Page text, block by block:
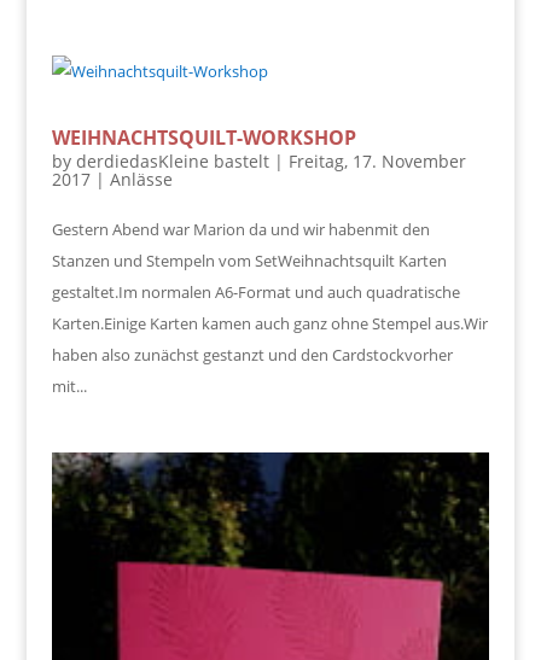
WEIHNACHTSQUILT-WORKSHOP
by derdiedasKleine bastelt| Freitag, 17. November
2017| Anlässe
Gestern Abend war Marion da und wir habenmit den
Stanzen und Stempeln vom SetWeihnachtsquilt Karten
gestaltet.Im normalen A6-Format und auch quadratische
Karten.Einige Karten kamen auch ganz ohne Stempel aus.Wir
haben also zunächst gestanzt und den Cardstockvorher
mit...